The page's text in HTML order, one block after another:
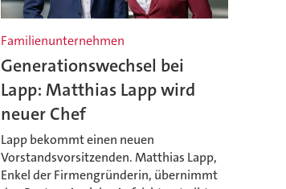
Familienunternehmen
Generationswechsel bei
Lapp: Matthias Lapp wird
neuer Chef
Lapp bekommt einen neuen
Vorstandsvorsitzenden. Matthias Lapp,
Enkel der Firmengründerin, übernimmt